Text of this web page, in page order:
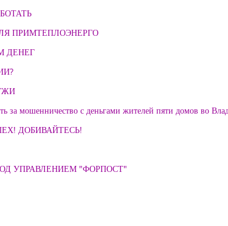
ПРИМТЕПЛОЭНЕРГО
ДЕНЕГ
за мошенничество с деньгами жителей пяти домов во
ДОБИВАЙТЕСЬ!
УПРАВЛЕНИЕМ "ФОРПОСТ"